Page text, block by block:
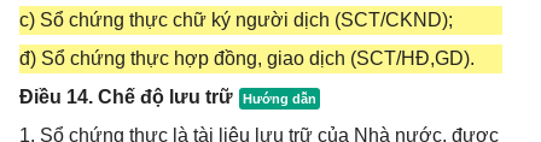
c) Sổ chứng thực chữ ký người dịch (SCT/CKND);
đ) Sổ chứng thực hợp đồng, giao dịch (SCT/HĐ,GD).
Điều 14. Chế độ lưu trữ
1. Sổ chứng thực là tài liệu lưu trữ của Nhà nước, được